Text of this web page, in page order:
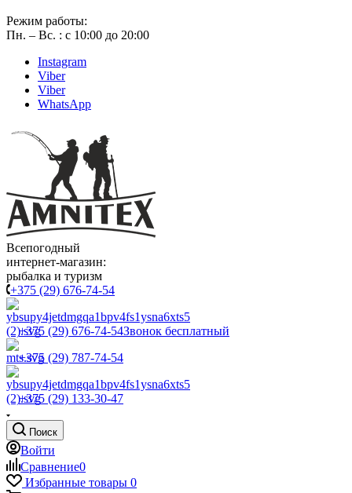
Режим работы:
Пн. – Вс. : с 10:00 до 20:00
Instagram
Viber
Viber
WhatsApp
Всепогодный
интернет-магазин:
рыбалка и туризм
+375 (29) 676-74-54
+375 (29) 676-74-54Звонок бесплатный
+375 (29) 787-74-54
+375 (29) 133-30-47
Поиск
Войти
Сравнение0
Избранные товары 0